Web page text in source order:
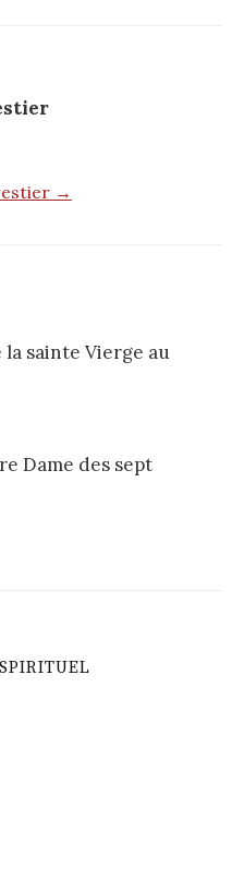
→
la sainte Vierge au
Dame des sept